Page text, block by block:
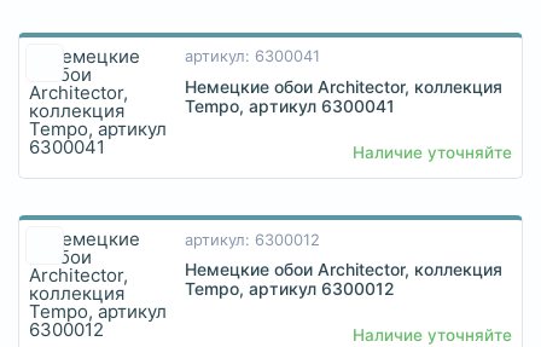
артикул: 6300041
Немецкие обои Architector, коллекция
Tempo, артикул 6300041
Наличие уточняйте
артикул: 6300012
Немецкие обои Architector, коллекция
Tempo, артикул 6300012
Наличие уточняйте